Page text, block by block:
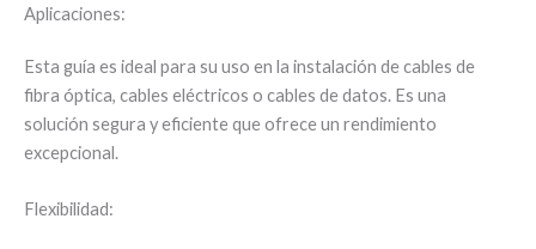
Aplicaciones:
Esta guía es ideal para su uso en la instalación de cables de
fibra óptica, cables eléctricos o cables de datos. Es una
solución segura y eficiente que ofrece un rendimiento
excepcional.
Flexibilidad: